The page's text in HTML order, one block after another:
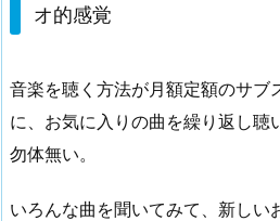
オ的感覚
音楽を聴く方法が月額定額のサブ
に、お気に入りの曲を繰り返し聴
勿体無い。
いろんな曲を聞いてみて、新しい